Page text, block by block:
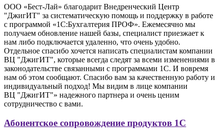
ООО «Бест-Лай» благодарит Внедренческий Центр
"ДжигИТ" за систематическую помощь и поддержку в работе
с программой «1С:Бухгалтерия ПРОФ». Ежемесячно мы
получаем обновление нашей базы, специалист приезжает к
нам либо подключается удаленно, что очень удобно.
Отдельное спасибо хочется написать специалистам компании
ВЦ "ДжигИТ", которые всегда следят за всеми изменениями в
законодательстве связанными с программами 1C. И вовремя
нам об этом сообщают. Спасибо вам за качественную работу и
индивидуальный подход! Мы видим в лице компании
ВЦ "ДжигИТ"» надежного партнера и очень ценим
сотрудничество с вами.
Абонентское сопровождение продуктов 1C